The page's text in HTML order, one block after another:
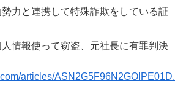
力と連携して特殊詐欺をしている証
情報使って窃盗、元社長に有罪判決
articles/ASN2G5F96N2GOIPE01D.